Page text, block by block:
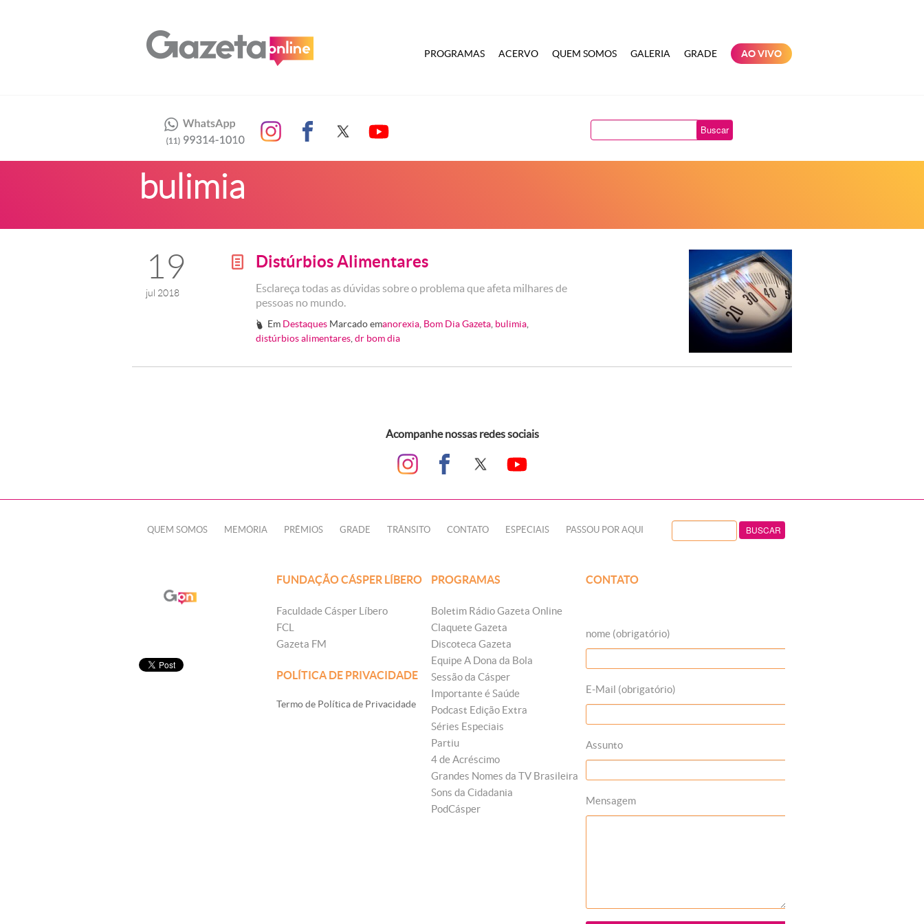
PROGRAMAS ACERVO QUEM SOMOS GALERIA GRADE AO VIVO
Buscar
bulimia
19
jul 2018
g Distúrbios Alimentares
Esclareça todas as dúvidas sobre o problema que afeta milhares de
pessoas no mundo.
# Em Destaques Marcado emanorexia Bom Dia Gazeta bulimia
distúrbios alimentares dr bom dia
Acompanhe nossas redes sociais
QUEM SOMOS MEMÓRIA PRÊMIOS GRADE TRÂNSITO CONTATO ESPECIAIS PASSOU POR AQUI
FUNDAÇÃO CÁSPER LÍBERO
Faculdade Cásper Líbero
FCL
Gazeta FM
POLÍTICA DE PRIVACIDADE
Termo de Política de Privacidade
PROGRAMAS
Boletim Rádio Gazeta Online
Claquete Gazeta
Discoteca Gazeta
Equipe A Dona da Bola
Sessão da Cásper
Importante é Saúde
Podcast Edição Extra
Séries Especiais
Partiu
4 de Acréscimo
Grandes Nomes da TV Brasileira
Sons da Cidadania
PodCásper
CONTATO
nome (obrigatório)
E-Mail (obrigatório)
Assunto
Mensagem